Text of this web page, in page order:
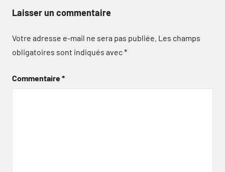
Laisser un commentaire
Votre adresse e-mail ne sera pas publiée. Les champs
obligatoires sont indiqués avec*
Commentaire*